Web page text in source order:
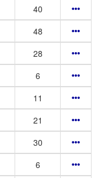
40
48
28
6
11
21
30
6